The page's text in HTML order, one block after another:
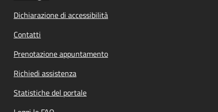
Dichiarazione di accessibilità
Contatti
Prenotazione appuntamento
Richiedi assistenza
Statistiche del portale